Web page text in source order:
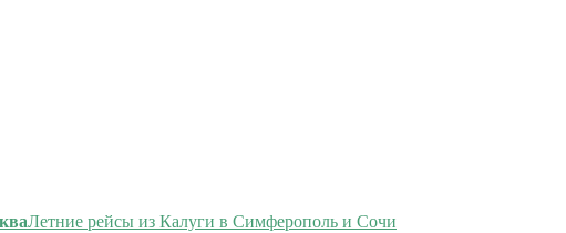
Летние рейсы из Калуги в Симферополь и Сочи